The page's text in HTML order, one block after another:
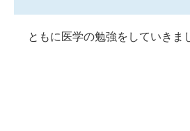
ともに医学の勉強をしていきま